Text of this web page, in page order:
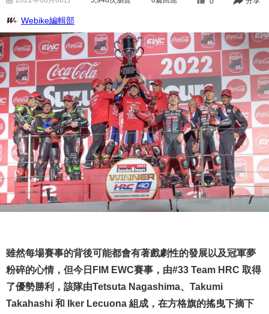
Webike編輯部
雖然每場賽事的背後可能都會有著戲劇性的發展以及冠軍夢
粉碎的心情，但今日FIM EWC賽事，由#33 Team HRC 取得
了優勢勝利，該隊由Tetsuta Nagashima、Takumi
Takahashi 和 Iker Lecuona 組成，在方格旗的搖曳下摘下